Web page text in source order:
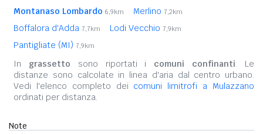
Montanaso Lombardo 6,9km Merlino 7,2km
Boffalora d'Adda 7,7km Lodi Vecchio 7,9km
Pantigliate (MI) 7,9km
In grassetto sono riportati i comuni confinanti. Le
distanze sono calcolate in linea d'aria dal centro urbano.
Vedi l'elenco completo dei comuni limitrofi a Mulazzano
ordinati per distanza.
Note